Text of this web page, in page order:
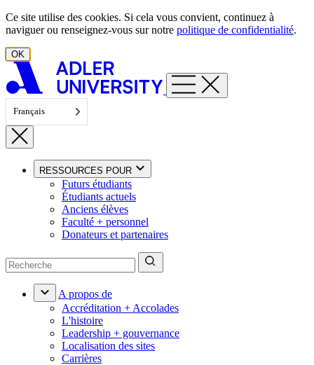
Aller au contenu
Ce site utilise des cookies. Si cela vous convient, continuez à
naviguer ou renseignez-vous sur notre politique de confidentialité.
OK
Français
RESSOURCES POUR
Futurs étudiants
Étudiants actuels
Anciens élèves
Faculté + personnel
Donateurs et partenaires
A propos de
Accréditation + Accolades
L'histoire
Leadership + gouvernance
Localisation des sites
Carrières